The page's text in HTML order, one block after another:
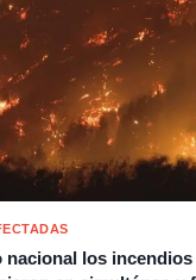
nacional los incendios